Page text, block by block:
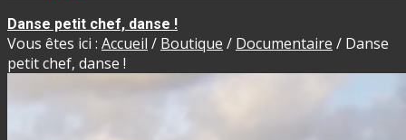
Danse petit chef, danse !
Vous êtes ici : Accueil / Boutique / Documentaire / Danse
petit chef, danse !